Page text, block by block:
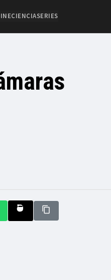
CIENCIASERIES